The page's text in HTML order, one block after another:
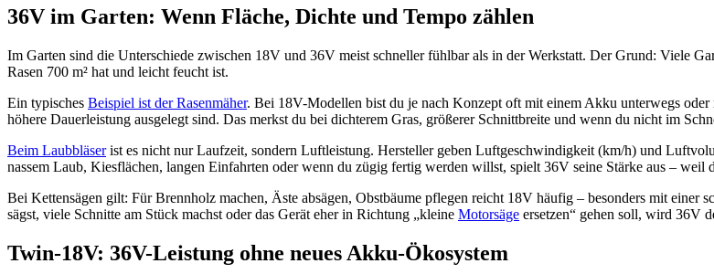
36V im Garten: Wenn Fläche, Dichte und Tempo zählen
Im Garten sind die Unterschiede zwischen 18V und 36V meist schneller fühlbar als in der Werkstatt. Der Grund: Viele
Rasen 700 m² hat und leicht feucht ist.
Ein typisches Beispiel ist der Rasenmäher. Bei 18V-Modellen bist du je nach Konzept oft mit einem Akku unterwegs
höhere Dauerleistung ausgelegt sind. Das merkst du bei dichterem Gras, größerer Schnittbreite und wenn du nicht im
Beim Laubbläserist es nicht nur Laufzeit, sondern Luftleistung. Hersteller geben Luftgeschwindigkeit (km/h) und
nassem Laub, Kiesflächen, langen Einfahrten oder wenn du zügig fertig werden willst, spielt 36V seine Stärke aus – weil
Bei Kettensägen gilt: Für Brennholz machen, Äste absägen, Obstbäume pflegen reicht 18V häufig – besonders mit
sägst, viele Schnitte am Stück machst oder das Gerät eher in Richtung „kleine Motorsäge ersetzen“ gehen soll, wird 36V
Twin-18V: 36V-Leistung ohne neues Akku-Ökosystem